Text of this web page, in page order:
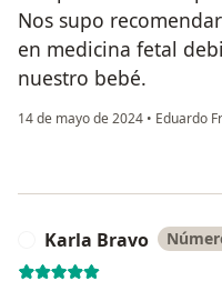
Nos supo
en medicina fetal
nuestro bebé.
14 de mayo de 2024 • Eduardo
Karla Bravo